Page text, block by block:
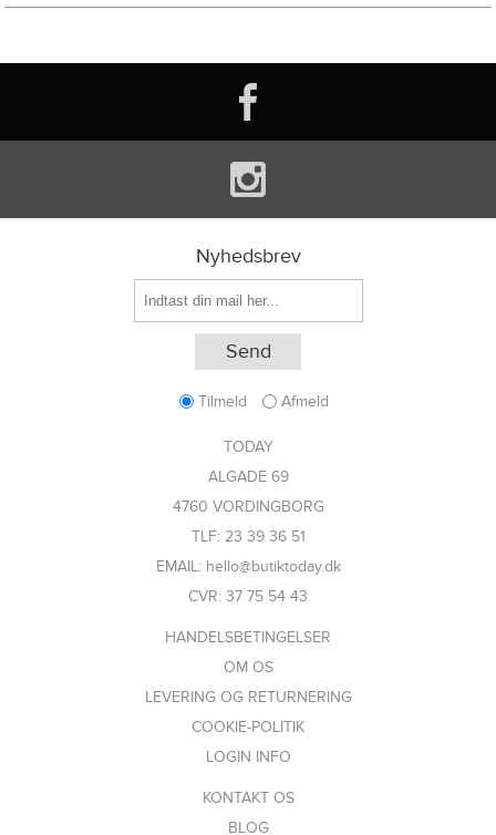
Nyhedsbrev
Tilmeld Afmeld
TODAY
ALGADE 69
4760 VORDINGBORG
TLF: 23 39 36 51
EMAIL: hello@butiktoday.dk
CVR: 37 75 54 43
HANDELSBETINGELSER
OM OS
LEVERING OG RETURNERING
COOKIE-POLITIK
LOGIN INFO
KONTAKT OS
BLOG